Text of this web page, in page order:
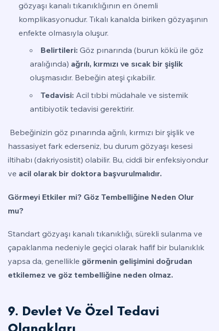
gözyaşı kanalı tıkanıklığının en önemli
komplikasyonudur. Tıkalı kanalda biriken gözyaşının
enfekte olmasıyla oluşur.
Belirtileri:Göz pınarında (burun kökü ile göz
aralığında) ağrılı, kırmızı ve sıcak bir şişlik
oluşmasıdır. Bebeğin ateşi çıkabilir.
Tedavisi:Acil tıbbi müdahale ve sistemik
antibiyotik tedavisi gerektirir.
Bebeğinizin göz pınarında ağrılı, kırmızı bir şişlik ve
hassasiyet fark ederseniz, bu durum gözyaşı kesesi
iltihabı (dakriyosistit) olabilir. Bu, ciddi bir enfeksiyondur
ve acil olarak bir doktora başvurulmalıdır.
Görmeyi Etkiler mi? Göz Tembelliğine Neden Olur
mu?
Standart gözyaşı kanalı tıkanıklığı, sürekli sulanma ve
çapaklanma nedeniyle geçici olarak hafif bir bulanıklık
yapsa da, genellikle görmenin gelişimini doğrudan
etkilemez ve göz tembelliğine neden olmaz.
9. Devlet Ve Özel Tedavi